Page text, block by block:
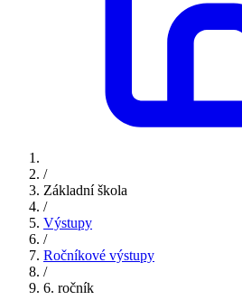
/
Základní škola
/
Výstupy
/
Ročníkové výstupy
/
6. ročník